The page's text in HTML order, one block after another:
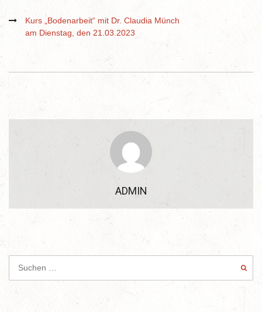
Kurs „Bodenarbeit“ mit Dr. Claudia Münch
am Dienstag, den 21.03.2023
ADMIN